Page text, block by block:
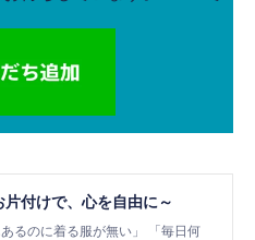
付けで、心を自由に～
あるのに着る服が無い」 「毎日何